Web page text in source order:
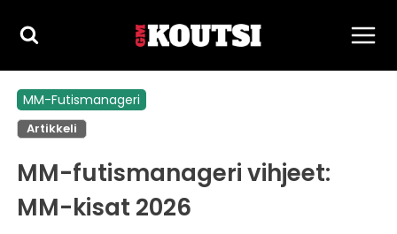
sisältöön
MM-Futismanageri
Artikkeli
MM-futismanageri vihjeet:
MM-kisat 2026